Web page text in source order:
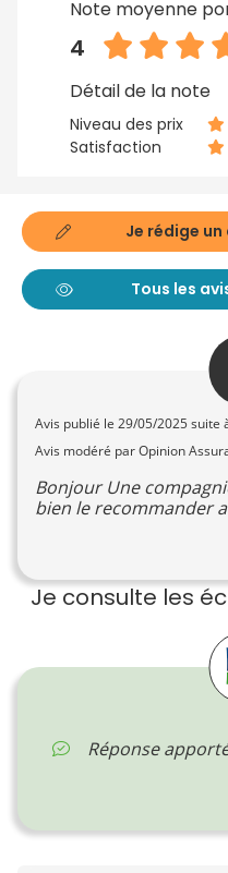
Note moyenne
4
Détail de la note
Niveau des prix
Satisfaction
Je rédige
Tous les
Avis publié le 29/05/2025 suite
Avis modéré par Opinion
Bonjour Une
bien le recommander
Je consulte les
Réponse